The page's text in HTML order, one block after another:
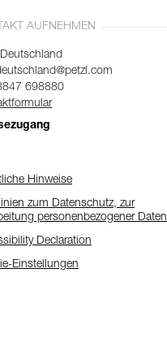
AUFNEHMEN
698880
Hinweise
zum Datenschutz, zur
personenbezogener Daten
Declaration
Einstellungen